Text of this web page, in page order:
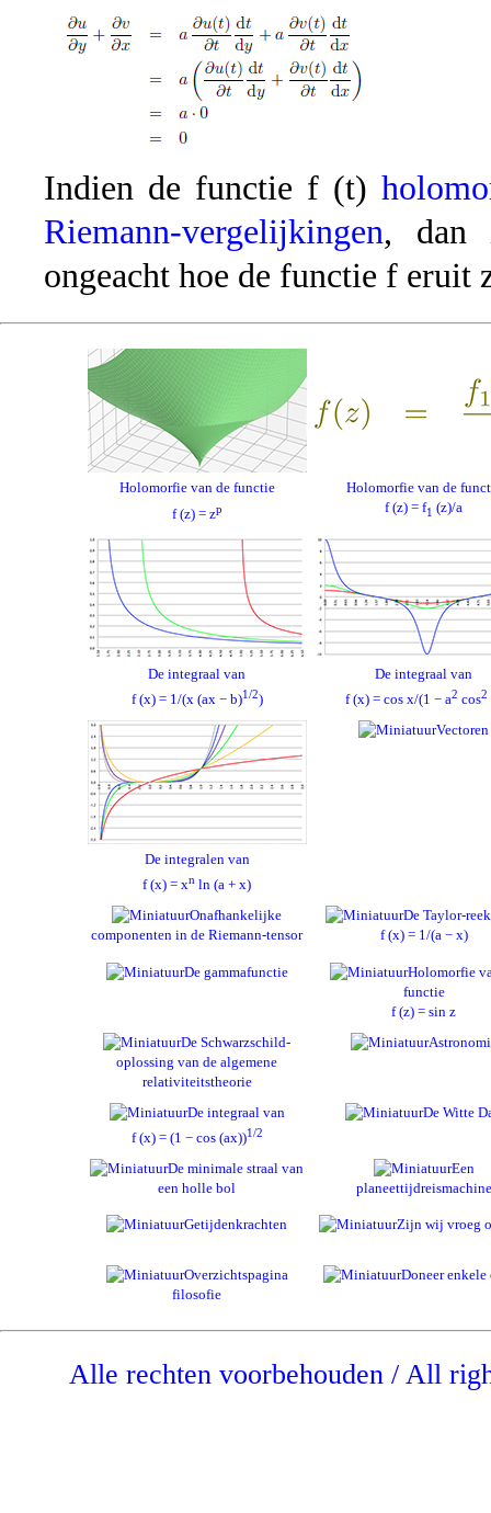
Indien de functie f (t)
Riemann-vergelijkingen, dan
ongeacht hoe de functie f eruit
Holomorfie van de functie
f (z) = zp
Holomorfie van de
f (z) = f1 (z)/a
De integraal van
f (x) = 1/(x (ax − b)1/2)
De integraal van
f (x) = cos x/(1 − a2 cos2
De integralen van
f (x) = xn ln (a + x)
Vectoren
Onafhankelijke
componenten in de Riemann-tensor
De Taylor-
f (x) = 1/(a − x)
De gammafunctie
Holomorfie
functie
f (z) = sin z
De Schwarzschild-
oplossing van de algemene
relativiteitstheorie
De integraal van
f (x) = (1 − cos (ax))1/2
De Witte
De minimale straal van
een holle bol
Een
planeettijdreismachine
Getijdenkrachten Zijn wij vroeg
Overzichtspagina
filosofie
Doneer enkele
Alle rechten voorbehouden / All